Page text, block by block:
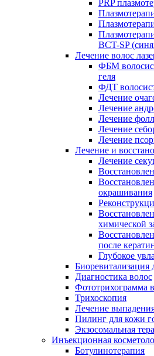
PRP
BCT-SP
Лечение волос
ФБМ
геля
ФДТ
Лечение
Лечение
Лечение
Лечение
Лечение
Лечение и
Лечение
окрашивания
химической
после
Глубокое
Биоревитализация
Диагностика волос
Фототрихограмма
Трихоскопия
Лечение
Пилинг для кожи
Экзосомальная
Инъекционная
Ботулинотерапия